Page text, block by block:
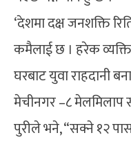
‘देशमा दक्ष जनशक्ति
कमैलाई छ । हरेक
घरबाट युवा राहदानी
मेचीनगर –८ मेलमिलाप
पुरीले भने, “सक्ने १२